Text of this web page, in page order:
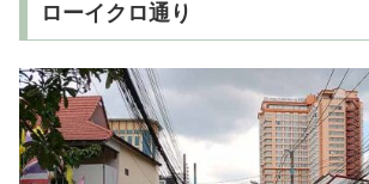
ローイクロ通り